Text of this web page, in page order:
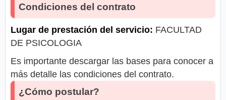
Condiciones del contrato
Lugar de prestación del servicio: FACULTAD
DE PSICOLOGIA
Es importante descargar las bases para conocer a
más detalle las condiciones del contrato.
¿Cómo postular?